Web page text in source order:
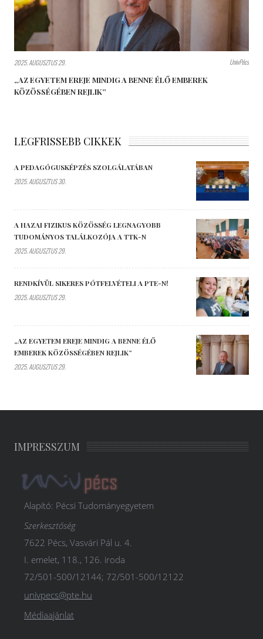
2025. AUGUSZTUS 29. UnivPécs
„AZ EGYETEM EREJE MINDIG A BENNE ÉLŐ EMBEREK
KÖZÖSSÉGÉBEN REJLIK”
LEGFRISSEBB CIKKEK
A PEDAGÓGUSKÉPZÉS SZOLGÁLATÁBAN
2025. AUGUSZTUS 30.
A HAZAI FIZIKUS KÖZÖSSÉG LEGNAGYOBB
TUDOMÁNYOS TALÁLKOZÓJA A TTK-N
2025. AUGUSZTUS 29.
RENDKÍVÜL SIKERES PÓTFELVÉTELI A PTE-N!
2025. AUGUSZTUS 29.
„AZ EGYETEM EREJE MINDIG A BENNE ÉLŐ
EMBEREK KÖZÖSSÉGÉBEN REJLIK”
2025. AUGUSZTUS 29.
IMPRESSZUM
Alapító: Pécsi Tudományegyetem
Szerkesztőség
7622 Pécs, Vasvári Pál u. 4.
I. emelet, 118., 126. iroda
72/501-500/12144; 72/501-500/12122
univpecs@pte.hu
Médiaajánlat